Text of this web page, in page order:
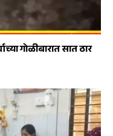
गोळीबारात सात ठार